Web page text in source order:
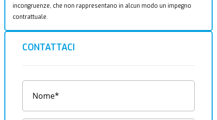
incongruenze, che non rappresentano in alcun modo un impegno
contrattuale.
CONTATTACI